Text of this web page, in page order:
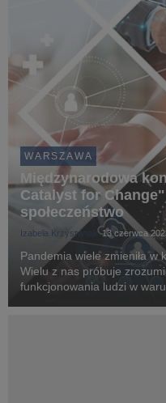
WARSZAWA
Międzynarodowa
Catalyst for
społeczeństwo
Izabela Krzystyniak 13 czerwca
Pandemia wiele zmieniła
Wielu z nas próbuje
funkcjonowania ludzi w